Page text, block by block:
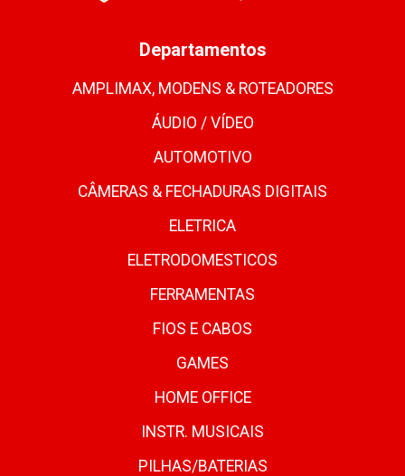
Departamentos
AMPLIMAX, MODENS & ROTEADORES
ÁUDIO / VÍDEO
AUTOMOTIVO
CÂMERAS & FECHADURAS DIGITAIS
ELETRICA
ELETRODOMESTICOS
FERRAMENTAS
FIOS E CABOS
GAMES
HOME OFFICE
INSTR. MUSICAIS
PILHAS/BATERIAS